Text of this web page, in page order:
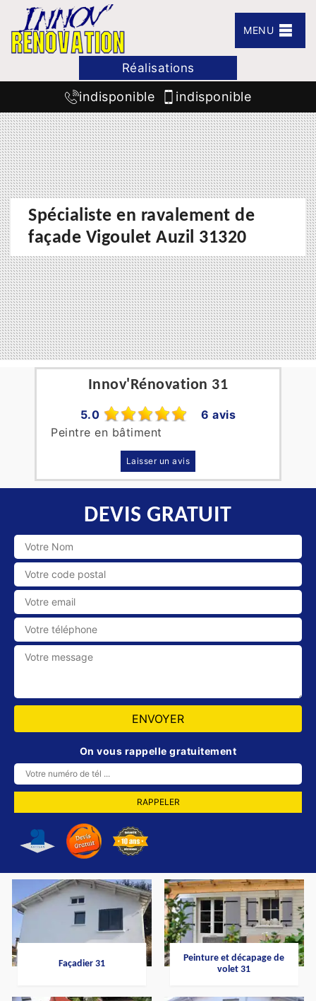
MENU
Réalisations
indisponible indisponible
Spécialiste en ravalement de
façade Vigoulet Auzil 31320
Innov'Rénovation 31
5.0
6 avis
Peintre en bâtiment
Laisser un avis
DEVIS GRATUIT
On vous rappelle gratuitement
Façadier 31
Peinture et décapage de
volet 31